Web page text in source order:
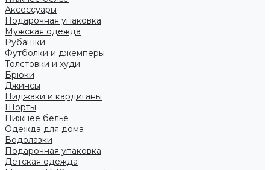
Аксессуары
Подарочная упаковка
Мужская одежда
Рубашки
Футболки и джемперы
Толстовки и худи
Брюки
Джинсы
Пиджаки и кардиганы
Шорты
Нижнее белье
Одежда для дома
Водолазки
Подарочная упаковка
Детская одежда